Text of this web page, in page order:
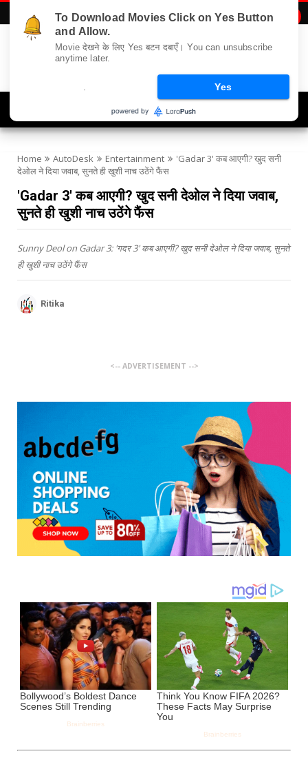
Home AutoDesk Entertainment
'Gadar 3' कब आएगी? खुद सनी
देओल ने दिया जवाब, सुनते ही खुशी नाच उठेंगे फैंस
'Gadar 3' कब आएगी? खुद सनी देओल ने दिया जवाब,
सुनते ही खुशी नाच उठेंगे फैंस
Sunny Deol on Gadar 3: 'गदर 3' कब आएगी? खुद सनी देओल ने दिया जवाब, सुनते
ही खुशी नाच उठेंगे फैंस
Ritika
<-- ADVERTISEMENT -->
To Download Movies Click on Yes Button
and Allow.
Movie देखने के लिए Yes बटन दबाएँ। You can unsubscribe
anytime later.
Yes